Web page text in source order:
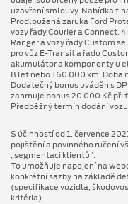
uzavření smlouvy. Nabídka
Prodloužená záruka Ford
vozy řady Courier a Connect,
Ranger a vozy řady Custom
pro vůz E-Transit a řadu
akumulátor a komponenty u
8 let nebo 160 000 km. Doba
Dodatečný bonus uváděn s
zahrnuje bonus 20 000 Kč při
Předběžný termín dodání
S účinností od 1. července
pojištění a povinného ručení
„segmentaci klientů“.
To umožňuje napojení na
konkrétní sazby na základě
(specifikace vozidla,
kritéria).